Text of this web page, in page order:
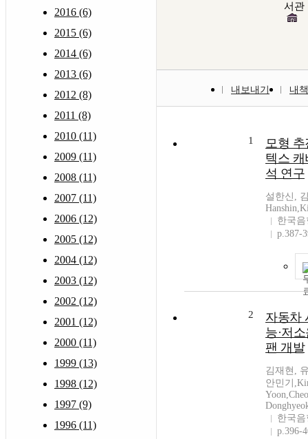
2016 (6)
2015 (6)
2014 (6)
2013 (6)
2012 (8)
2011 (8)
2010 (11)
2009 (11)
2008 (11)
2007 (11)
2006 (12)
2005 (12)
2004 (12)
2003 (12)
2002 (12)
2001 (12)
2000 (11)
1999 (13)
1998 (12)
1997 (9)
1996 (11)
서관
내보내기 내
1
모형 추
텍스
석 연구
설한신,
한국
p.387-
2
자동차
능·저
팬 개발
김재현,
안민기
한국
p.396-